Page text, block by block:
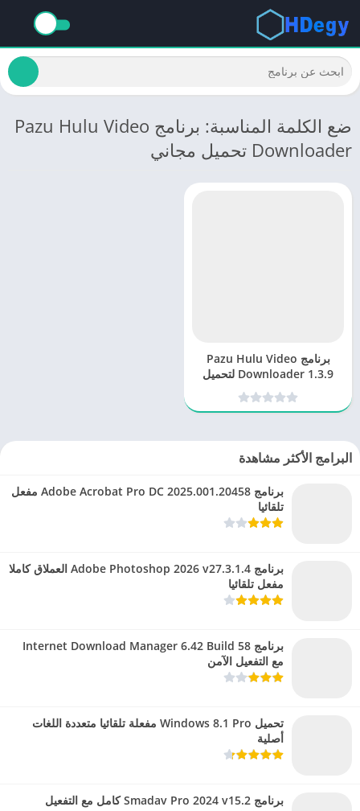
ضع الكلمة المناسبة: برنامج Pazu Hulu Video
Downloader تحميل مجاني
برنامج Pazu Hulu Video
Downloader 1.3.9 لتحميل
الفيديو
البرامج الأكثر مشاهدة
برنامج Adobe Acrobat Pro DC 2025.001.20458 مفعل
تلقائيا
برنامج Adobe Photoshop 2026 v27.3.1.4 العملاق كاملا
مفعل تلقائيا
برنامج Internet Download Manager 6.42 Build 58
مع التفعيل الآمن
تحميل Windows 8.1 Pro مفعلة تلقائيا متعددة اللغات
أصلية
برنامج Smadav Pro 2024 v15.2 كامل مع التفعيل